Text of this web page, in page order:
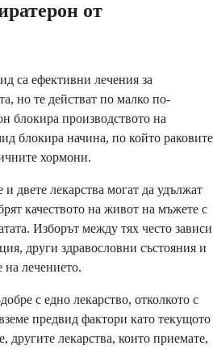
от
са ефективни лечения за
но те действат по малко по-
блокира производството на
блокира начина, по който раковите
хормони.
и двете лекарства могат да удължат
качеството на живот на мъжете с
Изборът между тях често зависи
други здравословни състояния и
на лечението.
с едно лекарство, отколкото с
предвид фактори като текущото
другите лекарства, които приемате,